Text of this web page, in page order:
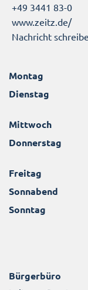
+49 3441 83-0
www.zeitz.de/
Nachricht
Montag
Dienstag
Mittwoch
Donnerstag
Freitag
Sonnabend
Sonntag
Bürgerbüro